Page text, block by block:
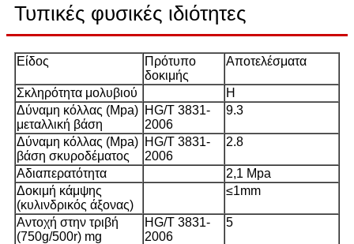
Τυπικές φυσικές ιδιότητες
Είδος
Πρότυπο
δοκιμής
Αποτελέσματα
Σκληρότητα μολυβιού
H
Δύναμη κόλλας (Mpa)
μεταλλική βάση
HG/T 3831-
2006
9.3
Δύναμη κόλλας (Mpa)
βάση σκυροδέματος
HG/T 3831-
2006
2.8
Αδιαπερατότητα
2,1 Mpa
Δοκιμή κάμψης
(κυλινδρικός άξονας)
≤1mm
Αντοχή στην τριβή
(750g/500r) mg
HG/T 3831-
2006
5